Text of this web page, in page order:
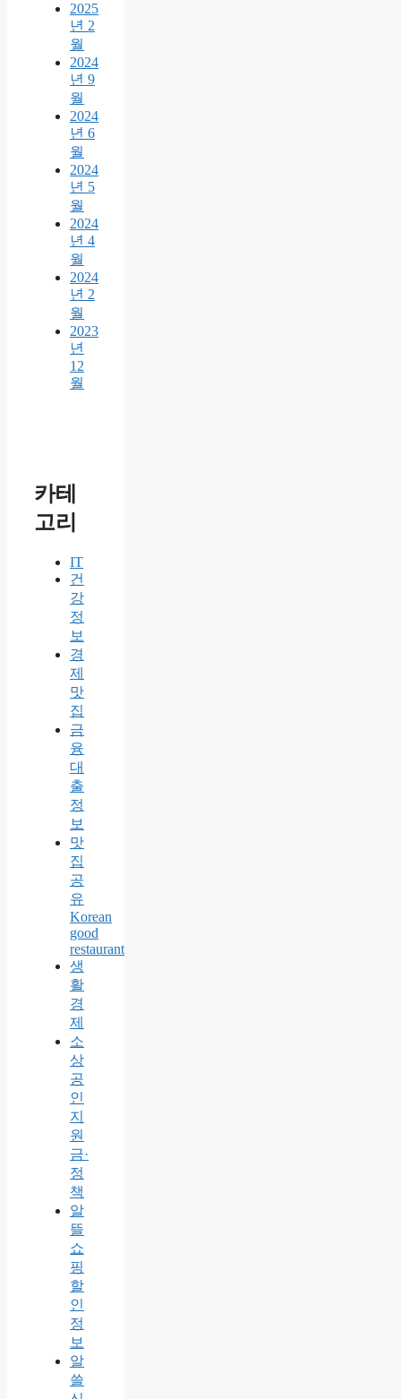
2025
년 2
월
2024
년 9
월
2024
년 6
월
2024
년 5
월
2024
년 4
월
2024
년 2
월
2023
년
12
월
카테
고리
IT
건
강
정
보
경
제
맛
집
금
융
대
출
정
보
맛
집
공
유
Korean
good
restaurant
생
활
경
제
소
상
공
인
지
원
금·
정
책
알
뜰
쇼
핑
할
인
정
보
알
쓸